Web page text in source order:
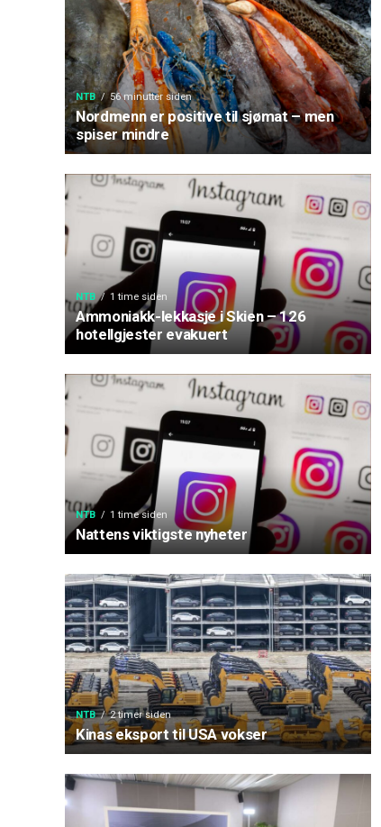
NTB 56 minutter siden
Nordmenn er positive til sjømat – men
spiser mindre
NTB 1 time siden
Ammoniakk-lekkasje i Skien – 126
hotellgjester evakuert
NTB 1 time siden
Nattens viktigste nyheter
NTB 2 timer siden
Kinas eksport til USA vokser